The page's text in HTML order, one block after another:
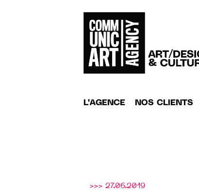
L'AGENCE NOS CLIENTS
>>> 27.06.2019